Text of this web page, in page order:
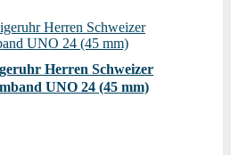
Herren Schweizer
UNO 24 (45 mm)